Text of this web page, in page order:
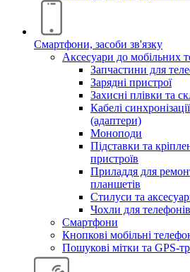
Смартфони, засоби зв'язку
Аксесуари до мобільних
Запчастини для
Зарядні пристрої
Захисні плівки та
Кабелі
(адаптери)
Моноподи
Підставки та
пристроїв
Приладдя для
планшетів
Стилуси та
Чохли для телефонів
Смартфони
Кнопкові мобільні
Пошукові мітки та GPS-